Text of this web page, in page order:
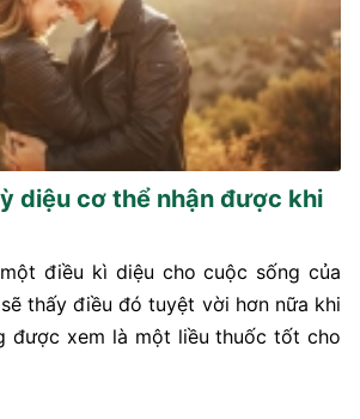
diệu cơ thể nhận được khi
điều kì diệu cho cuộc sống của
thấy điều đó tuyệt vời hơn nữa khi
được xem là một liều thuốc tốt cho